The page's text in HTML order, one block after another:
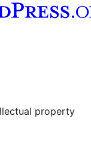
property